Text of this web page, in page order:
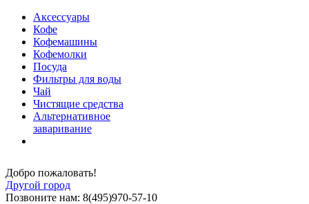
Аксессуары
Кофе
Кофемашины
Кофемолки
Посуда
Фильтры для воды
Чай
Чистящие средства
Альтернативное
заваривание
Добро пожаловать!
Другой город
Позвоните нам: 8(495)970-57-10